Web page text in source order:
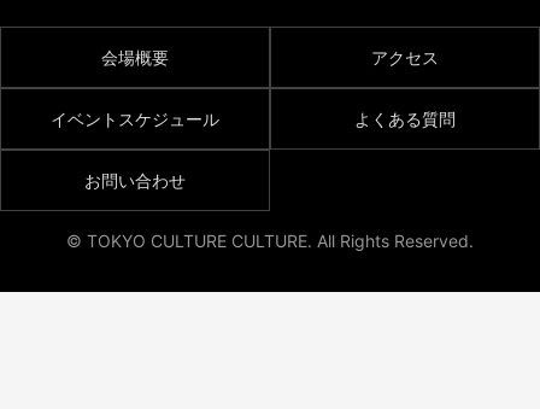
会場概要 アクセス
イベントスケジュール よくある質問
お問い合わせ
© TOKYO CULTURE CULTURE. All Rights Reserved.